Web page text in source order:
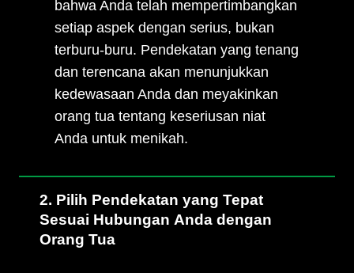
bahwa Anda telah mempertimbangkan
setiap aspek dengan serius, bukan
terburu-buru. Pendekatan yang tenang
dan terencana akan menunjukkan
kedewasaan Anda dan meyakinkan
orang tua tentang keseriusan niat
Anda untuk menikah.
2. Pilih Pendekatan yang Tepat
Sesuai Hubungan Anda dengan
Orang Tua